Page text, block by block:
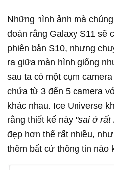
Những hình ảnh mà
đoán rằng Galaxy S11 sẽ
phiên bản S10, nhưng
ra giữa màn hình giống
sau ta có một cụm
chứa từ 3 đến 5 camera
khác nhau. Ice Universe
rằng thiết kế này "sai ở rất
đẹp hơn thế rất nhiều,
thêm bất cứ thông tin nào